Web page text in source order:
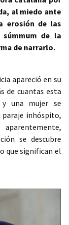
al miedo ante
erosión de las
de la
de narrarlo.
apareció en su
de cuantas esta
una mujer se
paraje inhóspito,
se descubre
que significan el